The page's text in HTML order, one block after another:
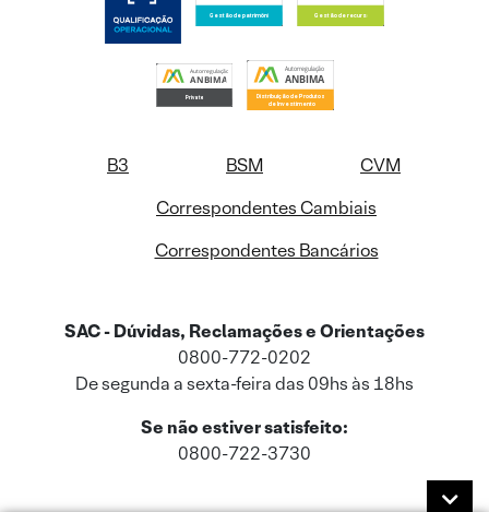
B3 BSM
CVM
Correspondentes Cambiais
Correspondentes Bancários
SAC - Dúvidas, Reclamações e Orientações
0800-772-0202
De segunda a sexta-feira das 09hs às 18hs
Se não estiver satisfeito:
0800-722-3730